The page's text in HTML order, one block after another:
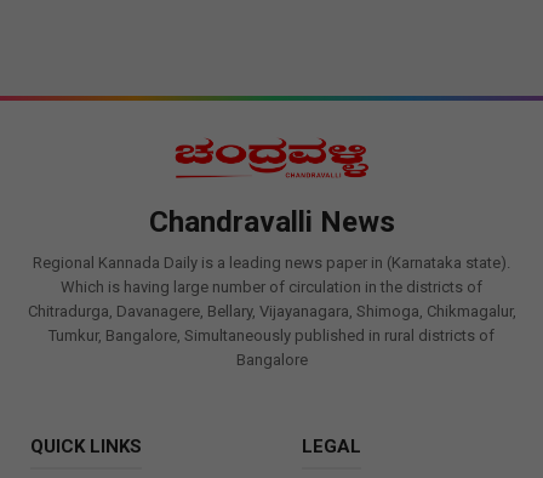
Chandravalli News
Regional Kannada Daily is a leading news paper in (Karnataka state).
Which is having large number of circulation in the districts of
Chitradurga, Davanagere, Bellary, Vijayanagara, Shimoga, Chikmagalur,
Tumkur, Bangalore, Simultaneously published in rural districts of
Bangalore
QUICK LINKS LEGAL